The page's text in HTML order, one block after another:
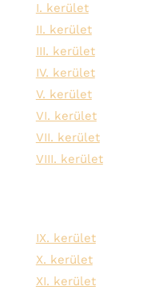
I. kerület
II. kerület
III. kerület
IV. kerület
V. kerület
VI. kerület
VII. kerület
VIII. kerület
IX. kerület
X. kerület
XI. kerület